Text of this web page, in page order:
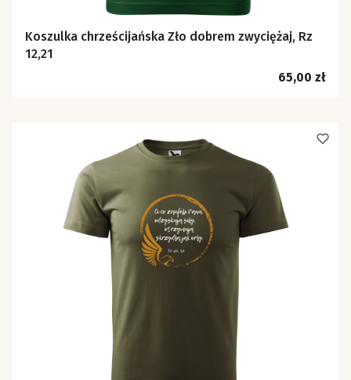
Koszulka chrześcijańska Zło dobrem zwyciężaj, Rz
12,21
Cena
65,00 zł